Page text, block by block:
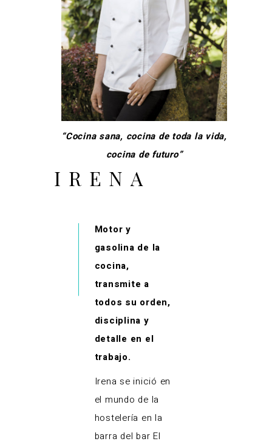
“Cocina sana, cocina de toda la vida,
cocina de futuro”
IRENA
Motor y
gasolina de la
cocina,
transmite a
todos su orden,
disciplina y
detalle en el
trabajo.
Irena se inició en
el mundo de la
hostelería en la
barra del bar El